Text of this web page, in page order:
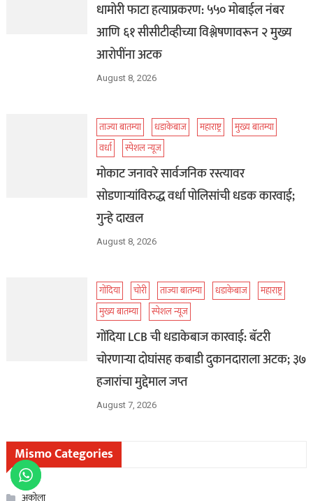
धामोरी फाटा हत्याप्रकरण: ५५० मोबाईल नंबर
आणि ६१ सीसीटीव्हीच्या विश्लेषणावरून २ मुख्य
आरोपींना अटक
August 8, 2026
ताज्या बातम्या धडाकेबाज महाराष्ट्र
मुख्य बातम्या
वर्धा
स्पेशल न्यूज
मोकाट जनावरे सार्वजनिक रस्त्यावर
सोडणाऱ्यांविरुद्ध वर्धा पोलिसांची धडक कारवाई;
गुन्हे दाखल
August 8, 2026
गोंदिया चोरी ताज्या बातम्या धडाकेबाज
महाराष्ट्र
मुख्य बातम्या
स्पेशल न्यूज
गोंदिया LCB ची धडाकेबाज कारवाई: बॅटरी
चोरणाऱ्या दोघांसह कबाडी दुकानदाराला अटक; ३७
हजारांचा मुद्देमाल जप्त
August 7, 2026
Mismo Categories